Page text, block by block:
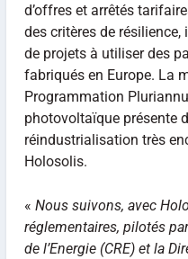
d’offres et arrêtés
des critères de
de projets à utiliser des
fabriqués en Europe. La
Programmation
photovoltaïque présente
réindustrialisation très
Holosolis.
« Nous suivons, avec
réglementaires, pilotés
de l’Energie (CRE) et la